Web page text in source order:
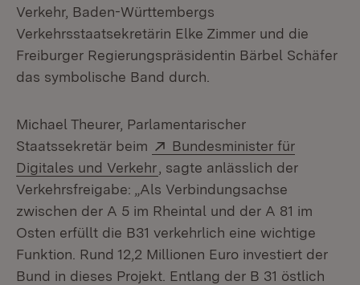
Verkehr, Baden-Württembergs
Verkehrsstaatsekretärin Elke Zimmer und die
Freiburger Regierungspräsidentin Bärbel Schäfer
das symbolische Band durch.
Michael Theurer, Parlamentarischer
Staatssekretär beim
Extern:
Bundesminister für
Digitales und Verkehr (Öffnet in neuem Fenster)
, sagte anlässlich der
Verkehrsfreigabe: „Als Verbindungsachse
zwischen der A 5 im Rheintal und der A 81 im
Osten erfüllt die B31 verkehrlich eine wichtige
Funktion. Rund 12,2 Millionen Euro investiert der
Bund in dieses Projekt. Entlang der B 31 östlich